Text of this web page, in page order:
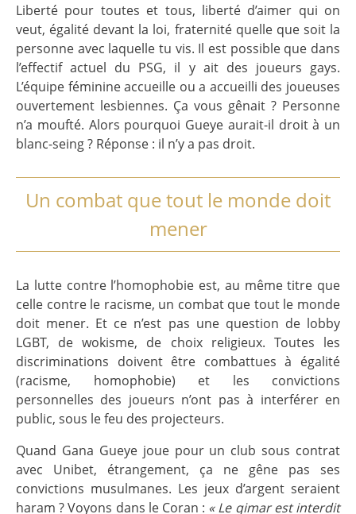
Liberté pour toutes et tous, liberté d’aimer qui on
veut, égalité devant la loi, fraternité quelle que soit la
personne avec laquelle tu vis. Il est possible que dans
l’effectif actuel du PSG, il y ait des joueurs gays.
L’équipe féminine accueille ou a accueilli des joueuses
ouvertement lesbiennes. Ça vous gênait ? Personne
n’a moufté. Alors pourquoi Gueye aurait-il droit à un
blanc-seing ? Réponse : il n’y a pas droit.
Un combat que tout le monde doit
mener
La lutte contre l’homophobie est, au même titre que
celle contre le racisme, un combat que tout le monde
doit mener. Et ce n’est pas une question de lobby
LGBT, de wokisme, de choix religieux. Toutes les
discriminations doivent être combattues à égalité
(racisme, homophobie) et les convictions
personnelles des joueurs n’ont pas à interférer en
public, sous le feu des projecteurs.
Quand Gana Gueye joue pour un club sous contrat
avec Unibet, étrangement, ça ne gêne pas ses
convictions musulmanes. Les jeux d’argent seraient
haram ? Voyons dans le Coran : « Le qimar est interdit